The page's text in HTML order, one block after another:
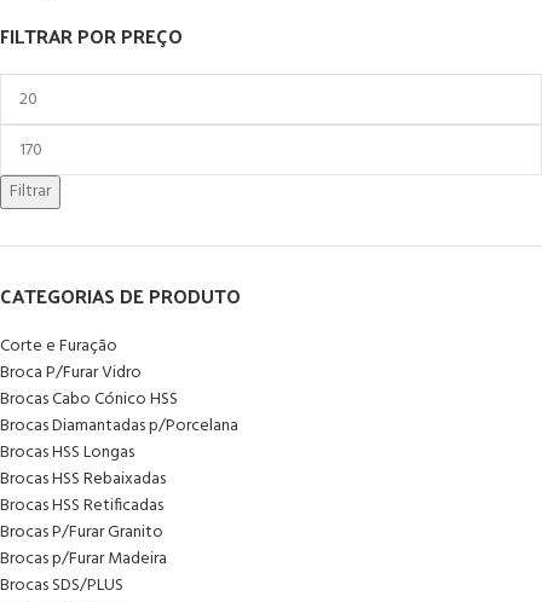
FILTRAR POR PREÇO
Filtrar
CATEGORIAS DE PRODUTO
Corte e Furação
Broca P/Furar Vidro
Brocas Cabo Cónico HSS
Brocas Diamantadas p/Porcelana
Brocas HSS Longas
Brocas HSS Rebaixadas
Brocas HSS Retificadas
Brocas P/Furar Granito
Brocas p/Furar Madeira
Brocas SDS/PLUS